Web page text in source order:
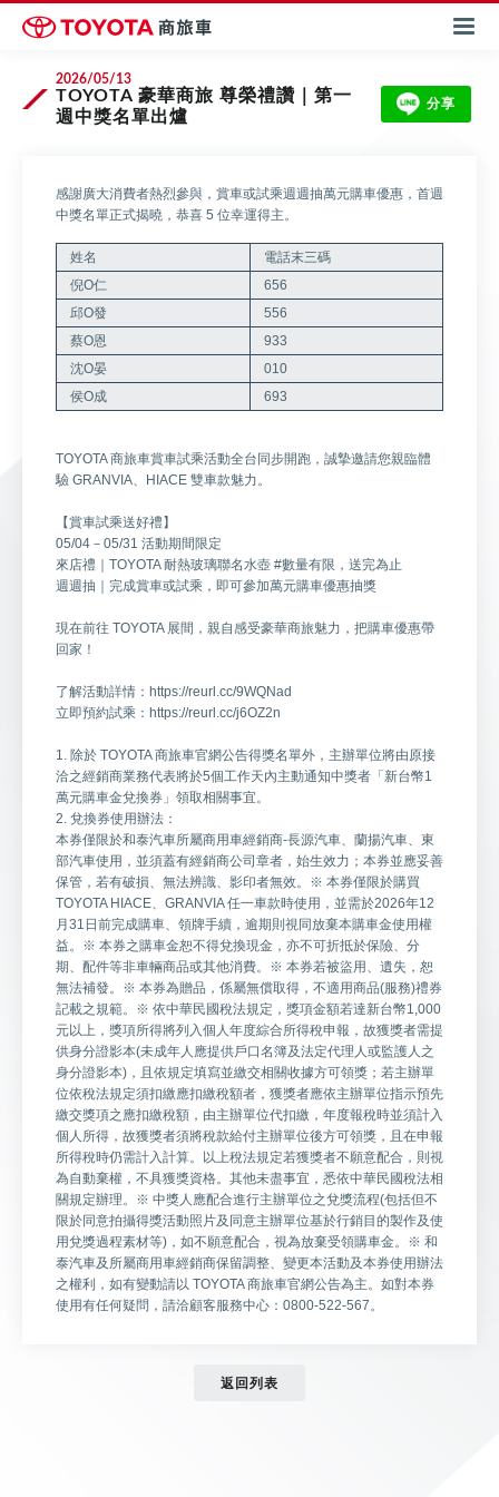
2026/05/13
TOYOTA 豪華商旅 尊榮禮讚｜第一
週中獎名單出爐
分享
感謝廣大消費者熱烈參與，賞車或試乘週週抽萬元購車優惠，首週
中獎名單正式揭曉，恭喜 5 位幸運得主​。
姓名
電話末三碼
倪O仁
656
邱O發
556
蔡O恩
933
沈O晏
010
侯O成
693
TOYOTA 商旅車賞車試乘活動全台同步開跑，誠摯邀請您親臨體
驗 GRANVIA、HIACE 雙車款魅力。
【賞車試乘送好禮】
05/04－05/31 活動期間限定
來店禮｜TOYOTA 耐熱玻璃聯名水壺 #數量有限，送完為止
週週抽｜完成賞車或試乘，即可參加萬元購車優惠抽獎
現在前往 TOYOTA 展間，親自感受豪華商旅魅力，把購車優惠帶
回家！
了解活動詳情：https://reurl.cc/9WQNad
立即預約試乘：https://reurl.cc/j6OZ2n
1. 除於 TOYOTA 商旅車官網公告得獎名單外，主辦單位將由原接
洽之經銷商業務代表將於5個工作天內主動通知中獎者「新台幣1
萬元購車金兌換券」領取相關事宜。
2. 兌換券使用辦法：
本券僅限於和泰汽車所屬商用車經銷商-長源汽車、蘭揚汽車、東
部汽車使用，並須蓋有經銷商公司章者，始生效力；本券並應妥善
保管，若有破損、無法辨識、影印者無效。※ 本券僅限於購買
TOYOTA HIACE、GRANVIA 任一車款時使用，並需於2026年12
月31日前完成購車、領牌手續，逾期則視同放棄本購車金使用權
益。※ 本券之購車金恕不得兌換現金，亦不可折抵於保險、分
期、配件等非車輛商品或其他消費。※ 本券若被盜用、遺失，恕
無法補發。※ 本券為贈品，係屬無償取得，不適用商品(服務)禮券
記載之規範。※ 依中華民國稅法規定，獎項金額若達新台幣1,000
元以上，獎項所得將列入個人年度綜合所得稅申報，故獲獎者需提
供身分證影本(未成年人應提供戶口名簿及法定代理人或監護人之
身分證影本)，且依規定填寫並繳交相關收據方可領獎；若主辦單
位依稅法規定須扣繳應扣繳稅額者，獲獎者應依主辦單位指示預先
繳交獎項之應扣繳稅額，由主辦單位代扣繳，年度報稅時並須計入
個人所得，故獲獎者須將稅款給付主辦單位後方可領獎，且在申報
所得稅時仍需計入計算。以上稅法規定若獲獎者不願意配合，則視
為自動棄權，不具獲獎資格。其他未盡事宜，悉依中華民國稅法相
關規定辦理。※ 中獎人應配合進行主辦單位之兌獎流程(包括但不
限於同意拍攝得獎活動照片及同意主辦單位基於行銷目的製作及使
用兌獎過程素材等)，如不願意配合，視為放棄受領購車金。※ 和
泰汽車及所屬商用車經銷商保留調整、變更本活動及本券使用辦法
之權利，如有變動請以 TOYOTA 商旅車官網公告為主。如對本券
使用有任何疑問，請洽顧客服務中心：0800-522-567。
返回列表